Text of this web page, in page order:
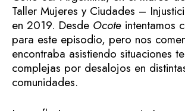
Taller Mujeres y Ciudades –
en 2019. Desde Ocote intentamos
para este episodio, pero nos
encontraba asistiendo situaciones
complejas por desalojos en
comunidades.